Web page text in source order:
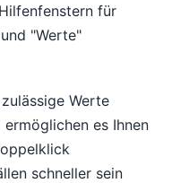
für
"Werte"
Werte
es Ihnen
schneller sein